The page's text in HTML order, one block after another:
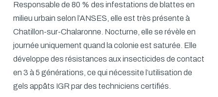
Responsable de 80 % des infestations de blattes en
milieu urbain selon l’ANSES, elle est très présente à
Chatillon-sur-Chalaronne. Nocturne, elle se révèle en
journée uniquement quand la colonie est saturée. Elle
développe des résistances aux insecticides de contact
en 3 à 5 générations, ce qui nécessite l’utilisation de
gels appâts IGR par des techniciens certifiés.